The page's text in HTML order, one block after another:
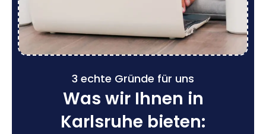
3 echte Gründe für uns
Was wir Ihnen in
Karlsruhe bieten: